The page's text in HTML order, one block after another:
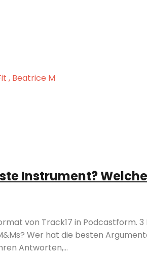
, Beatrice M
Instrument?
von Track17 in Podcastform. 3
Wer hat die besten
Antworten,…